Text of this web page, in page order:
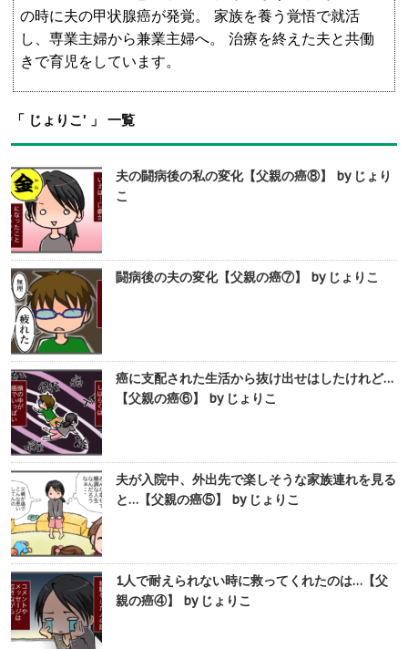
の時に夫の甲状腺癌が発覚。 家族を養う覚悟で就活
し、専業主婦から兼業主婦へ。 治療を終えた夫と共働
きで育児をしています。
「 じょりこ' 」 一覧
夫の闘病後の私の変化【父親の癌⑧】 by じょり
こ
闘病後の夫の変化【父親の癌⑦】 by じょりこ
癌に支配された生活から抜け出せはしたけれど…
【父親の癌⑥】 by じょりこ
夫が入院中、外出先で楽しそうな家族連れを見る
と…【父親の癌⑤】 by じょりこ
1人で耐えられない時に救ってくれたのは…【父
親の癌④】 by じょりこ